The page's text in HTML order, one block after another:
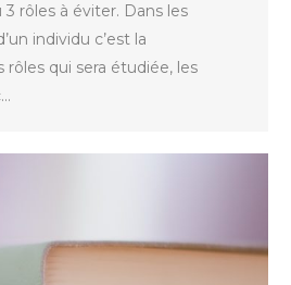
3 rôles à éviter. Dans les
individu c’est la
rôles qui sera étudiée, les